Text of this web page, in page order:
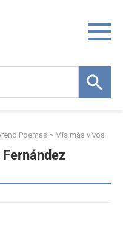
Poemas > Mis más vivos